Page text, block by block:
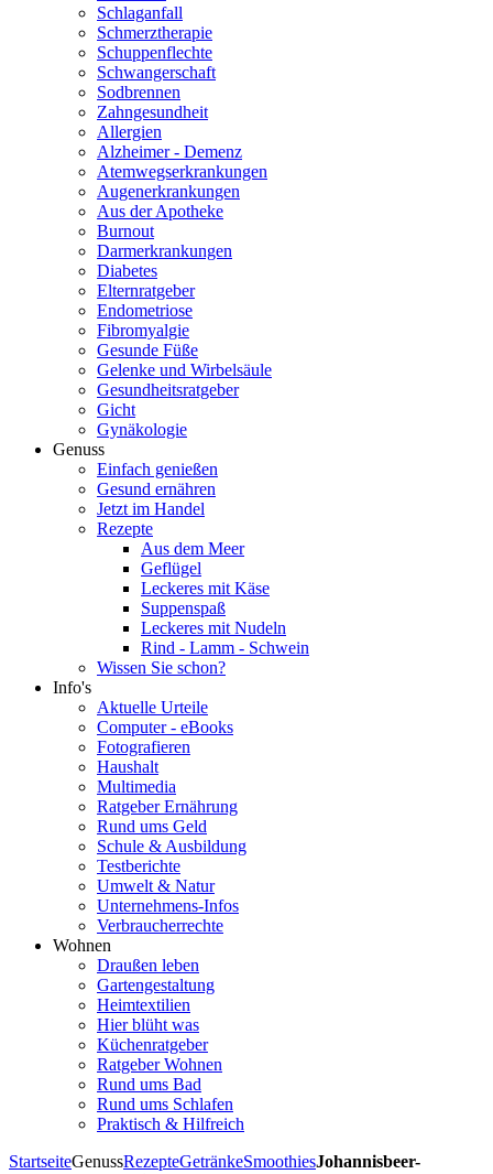
Schlaganfall
Schmerztherapie
Schuppenflechte
Schwangerschaft
Sodbrennen
Zahngesundheit
Allergien
Alzheimer - Demenz
Atemwegserkrankungen
Augenerkrankungen
Aus der Apotheke
Burnout
Darmerkrankungen
Diabetes
Elternratgeber
Endometriose
Fibromyalgie
Gesunde Füße
Gelenke und Wirbelsäule
Gesundheitsratgeber
Gicht
Gynäkologie
Genuss
Einfach genießen
Gesund ernähren
Jetzt im Handel
Rezepte
Aus dem Meer
Geflügel
Leckeres mit Käse
Suppenspaß
Leckeres mit Nudeln
Rind - Lamm - Schwein
Wissen Sie schon?
Info's
Aktuelle Urteile
Computer - eBooks
Fotografieren
Haushalt
Multimedia
Ratgeber Ernährung
Rund ums Geld
Schule & Ausbildung
Testberichte
Umwelt & Natur
Unternehmens-Infos
Verbraucherrechte
Wohnen
Draußen leben
Gartengestaltung
Heimtextilien
Hier blüht was
Küchenratgeber
Ratgeber Wohnen
Rund ums Bad
Rund ums Schlafen
Praktisch & Hilfreich
StartseiteGenussRezepteGetränkeSmoothiesJohannisbeer-